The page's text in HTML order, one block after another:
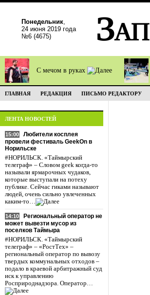
Понедельник,
24 июня 2019 года
№6 (4675)
С мечом в руках
ГЛАВНАЯ РЕДАКЦИЯ ПИСЬМО РЕДАКТОРУ
ЛЕНТА НОВОСТЕЙ
15:00
Любители косплея
провели фестиваль GeekOn в
Норильске
#НОРИЛЬСК. «Таймырский
телеграф» – Словом geek когда-то
называли ярмарочных чудаков,
которые выступали на потеху
публике. Сейчас гиками называют
людей, очень сильно увлеченных
каким-то…
14:10
Региональный оператор не
может вывезти мусор из
поселков Таймыра
#НОРИЛЬСК. «Таймырский
телеграф» – «РостТех» –
региональный оператор по вывозу
твердых коммунальных отходов –
подало в краевой арбитражный суд
иск к управлению
Росприроднадзора. Оператор…